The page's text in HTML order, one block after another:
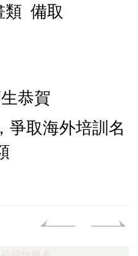
類 備取
恭賀
爭取海外培訓名